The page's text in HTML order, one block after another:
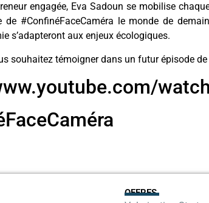
engagée, Eva Sadoun se mobilise
de #ConfinéFaceCaméra le monde de
s’adapteront aux enjeux écologiques.
souhaitez témoigner dans un futur épisode
OFFRES